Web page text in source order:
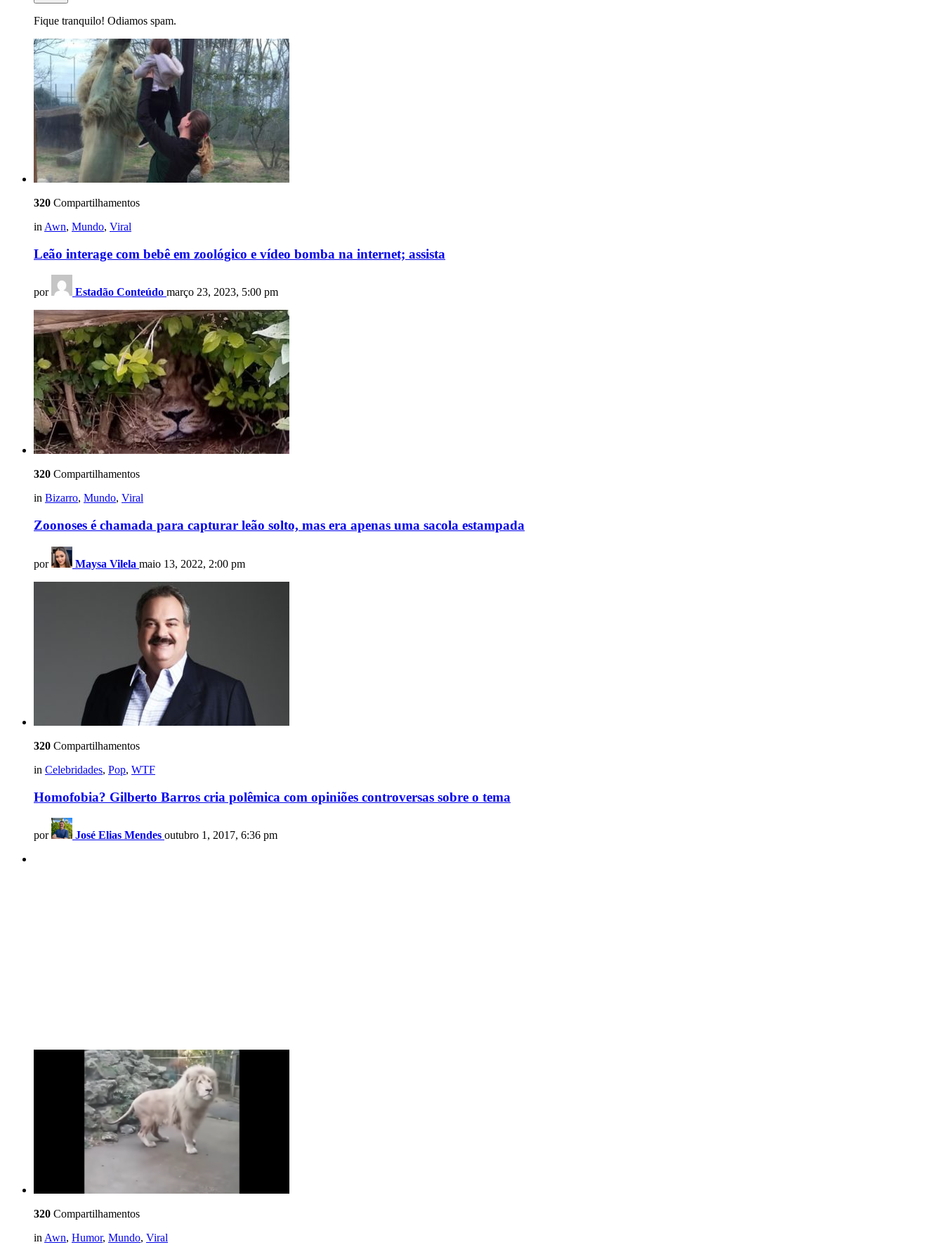
Fique tranquilo! Odiamos spam.
320 Compartilhamentos
in Awn, Mundo, Viral
Leão interage com bebê em zoológico e vídeo bomba na internet; assista
por Estadão Conteúdo março 23, 2023, 5:00 pm
320 Compartilhamentos
in Bizarro, Mundo, Viral
Zoonoses é chamada para capturar leão solto, mas era apenas uma sacola estampada
por Maysa Vilela maio 13, 2022, 2:00 pm
320 Compartilhamentos
in Celebridades, Pop, WTF
Homofobia? Gilberto Barros cria polêmica com opiniões controversas sobre o tema
por José Elias Mendes outubro 1, 2017, 6:36 pm
320 Compartilhamentos
in Awn, Humor, Mundo, Viral